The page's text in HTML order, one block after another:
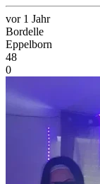
vor 1 Jahr
Bordelle
Eppelborn
48
0